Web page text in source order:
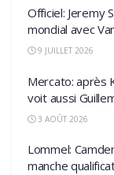
Officiel: Jeremy
mondial avec
9 JUILLET 2026
Mercato: après
voit aussi
3 AOÛT 2026
Lommel:
manche